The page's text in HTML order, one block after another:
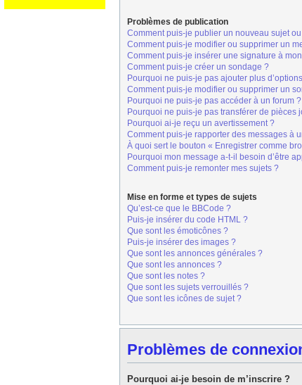
Problèmes de publication
Comment puis-je publier un nouveau sujet
Comment puis-je modifier ou supprimer un
Comment puis-je insérer une signature à
Comment puis-je créer un sondage ?
Pourquoi ne puis-je pas ajouter plus
Comment puis-je modifier ou supprimer un
Pourquoi ne puis-je pas accéder à un forum ?
Pourquoi ne puis-je pas transférer de pièces
Pourquoi ai-je reçu un avertissement ?
Comment puis-je rapporter des messages à
À quoi sert le bouton « Enregistrer comme
Pourquoi mon message a-t-il besoin d’être
Comment puis-je remonter mes sujets ?
Mise en forme et types de sujets
Qu’est-ce que le BBCode ?
Puis-je insérer du code HTML ?
Que sont les émoticônes ?
Puis-je insérer des images ?
Que sont les annonces générales ?
Que sont les annonces ?
Que sont les notes ?
Que sont les sujets verrouillés ?
Que sont les icônes de sujet ?
Problèmes de
Pourquoi ai-je besoin de m’inscrire ?